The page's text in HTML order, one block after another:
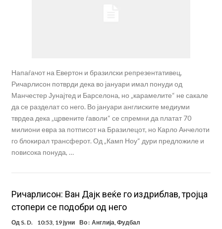
Напаѓачот на Евертон и бразилски репрезентативец,
Ричарлисон потврди дека во јануари имал понуди од
Манчестер Јунајтед и Барселона, но „карамелите“ не сакале
да се разделат со него. Во јануари англиските медиуми
тврдеа дека „црвените ѓаволи“ се спремни да платат 70
милиони евра за потписот на Бразилецот, но Карло Анчелоти
го блокирал трансферот. Од „Камп Ноу“ дури предложиле и
повисока понуда, …
Ричарлисон: Ван Дајк веќе го издриблав, тројца
стопери се подобри од него
Од S. D. 10:53, 19 јуни Во : Англија,Фудбал